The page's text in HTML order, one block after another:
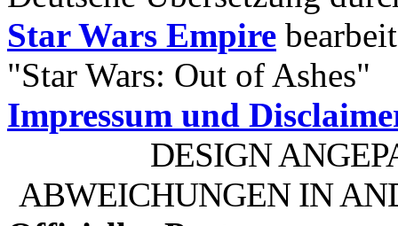
Star Wars Empire
"Star Wars: Out of Ashes"
Impressum und
DESIGN
ABWEICHUNGEN IN